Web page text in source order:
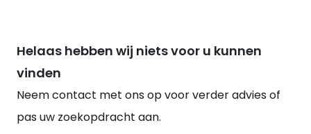
Helaas hebben wij niets voor u kunnen
vinden
Neem contact met ons op voor verder advies of
pas uw zoekopdracht aan.